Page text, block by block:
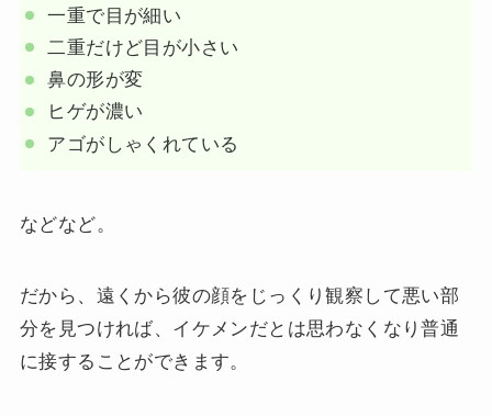
一重で目が細い
二重だけど目が小さい
鼻の形が変
ヒゲが濃い
アゴがしゃくれている
などなど。
だから、遠くから彼の顔をじっくり観察して悪い部
分を見つければ、イケメンだとは思わなくなり普通
に接することができます。